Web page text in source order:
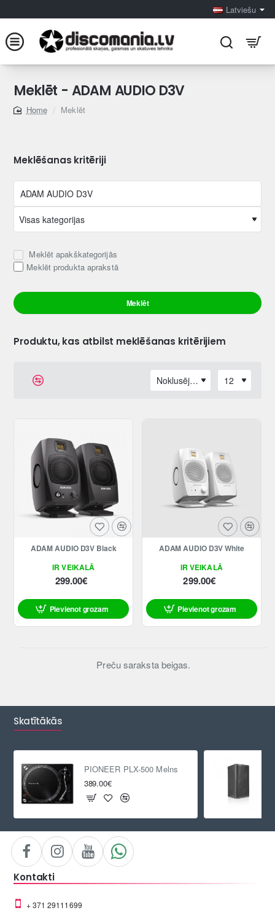
Latviešu
Meklēt - ADAM AUDIO D3V
home
Meklēt
Meklēšanas kritēriji
Meklēt apakškategorijās
Meklēt produkta aprakstā
Meklēt
Produktu, kas atbilst meklēšanas kritērijiem
IR VEIKALĀ
ADAM AUDIO D3V Black
299.00€
Pievienot grozam
IR VEIKALĀ
ADAM AUDIO D3V White
299.00€
Pievienot grozam
Preču saraksta beigas.
Skatītākās
PIONEER PLX-500 Melns
389.00€
Kontakti
+ 371 29111699